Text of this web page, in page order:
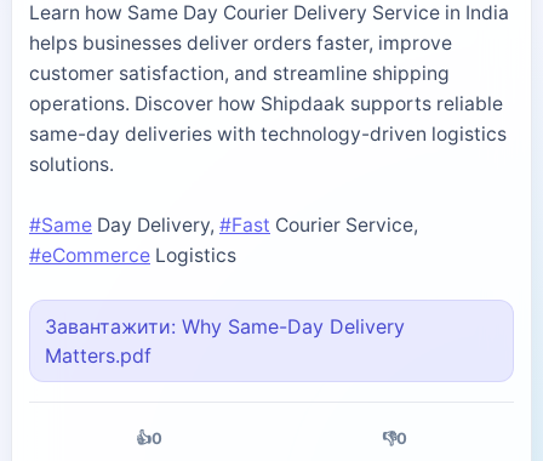
Learn how Same Day Courier Delivery Service in India
helps businesses deliver orders faster, improve
customer satisfaction, and streamline shipping
operations. Discover how Shipdaak supports reliable
same-day deliveries with technology-driven logistics
solutions.
#Same Day Delivery, #Fast Courier Service,
#eCommerce Logistics
Завантажити: Why Same-Day Delivery
Matters.pdf
👍0 👎0